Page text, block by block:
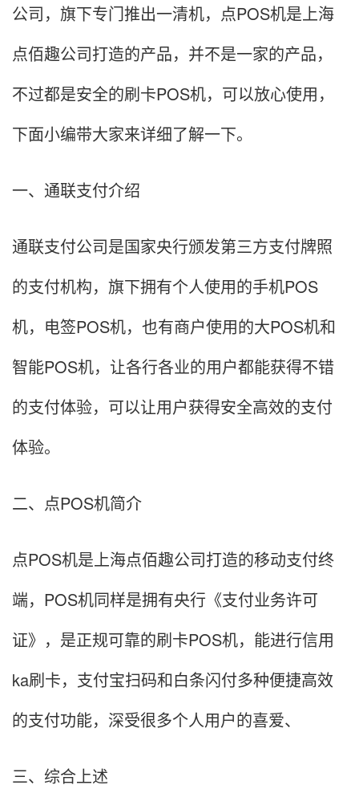
公司，旗下专门推出一清机，点POS机是上海
点佰趣公司打造的产品，并不是一家的产品，
不过都是安全的刷卡POS机，可以放心使用，
下面小编带大家来详细了解一下。
一、通联支付介绍
通联支付公司是国家央行颁发第三方支付牌照
的支付机构，旗下拥有个人使用的手机POS
机，电签POS机，也有商户使用的大POS机和
智能POS机，让各行各业的用户都能获得不错
的支付体验，可以让用户获得安全高效的支付
体验。
二、点POS机简介
点POS机是上海点佰趣公司打造的移动支付终
端，POS机同样是拥有央行《支付业务许可
证》，是正规可靠的刷卡POS机，能进行信用
ka刷卡，支付宝扫码和白条闪付多种便捷高效
的支付功能，深受很多个人用户的喜爱、
三、综合上述